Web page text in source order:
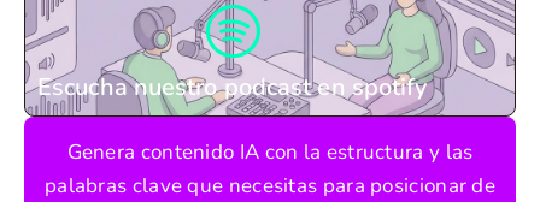
Escucha nuestro podcast en spotify
Genera contenido IA con la estructura y las
palabras clave que necesitas para posicionar de